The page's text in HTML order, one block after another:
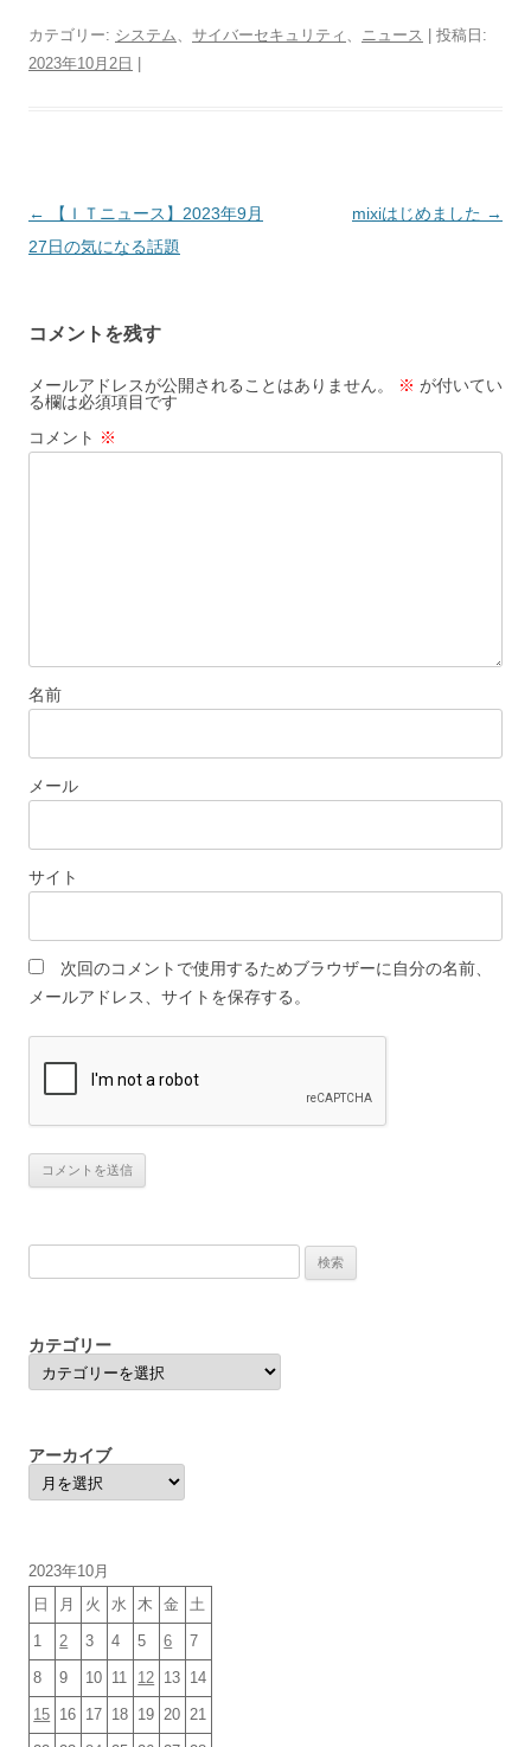
カテゴリー: システム、 サイバーセキュリティ 、 ニュース
| 投稿日:
2023年10月2日
投
稿
ゲ
ー
シ
ョ
←
【ＩＴニュース】2023年9月
27日の気になる話題
mixiはじめました →
コメントを残す
メールアドレスが公開されることはありません。 ※ が付いてい
る欄は必須項目です
コメント ※
名前
メール
サイト
次回のコメントで使用するためブラウザーに自分の名前、
メールアドレス、サイトを保存する。
カテゴリー
カ
テ
ゴ
アーカイブ
ア
ー
カ
2023年10月
日
月 火 水 木 金 土
1 2 3 4 5 6 7
8 9 10 11 12 13 14
15 16 17 18 19 20 21